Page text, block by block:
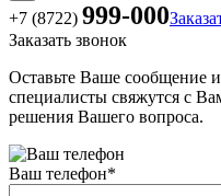
+7 (8722) 999-000
Заказать звонок
Оставьте Ваше сообщение
специалисты свяжутся с
решения Вашего вопроса.
Ваш телефон*